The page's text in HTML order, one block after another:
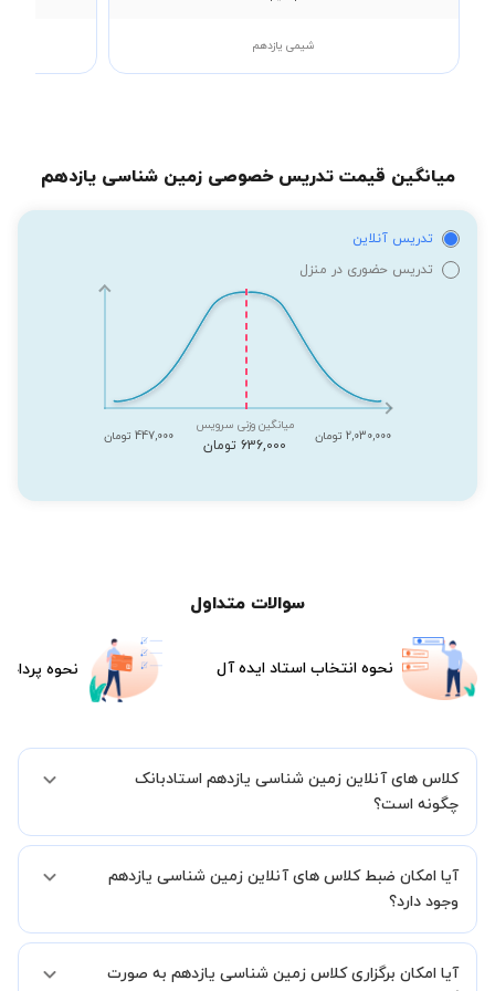
شیمی یازدهم
میانگین قیمت تدریس خصوصی زمین شناسی یازدهم
تدریس آنلاین
تدریس حضوری در منزل
2,030,000 تومان
میانگین وزنی سرویس
636,000 تومان
447,000 تومان
سوالات متداول
نحوه انتخاب استاد ایده آل نحوه
کلاس های آنلاین زمین شناسی یازدهم استادبانک
چگونه است؟
شما میدهیم که استاد شما پیش از جلسه تمامی موارد لازم برای برگزاری
یک کلاس آنلاین با کیفیت و مفید را به شما توضیح خواهند داد.
آیا امکان ضبط کلاس های آنلاین زمین شناسی یازدهم
وجود دارد؟
کنید.
آیا امکان برگزاری کلاس زمین شناسی یازدهم به صورت